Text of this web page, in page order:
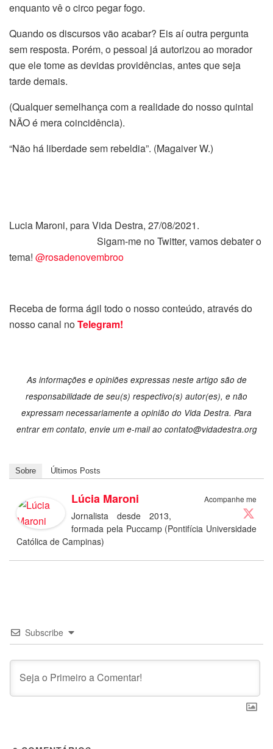
enquanto vê o circo pegar fogo.
Quando os discursos vão acabar? Eis aí outra pergunta
sem resposta. Porém, o pessoal já autorizou ao morador
que ele tome as devidas providências, antes que seja
tarde demais.
(Qualquer semelhança com a realidade do nosso quintal
NÃO é mera coincidência).
“Não há liberdade sem rebeldia”. (Magaiver W.)
Lucia Maroni, para Vida Destra, 27/08/2021.
Sigam-me no Twitter, vamos debater o
tema! @rosadenovembroo
Receba de forma ágil todo o nosso conteúdo, através do
nosso canal noTelegram!
As informações e opiniões expressas neste artigo são de
responsabilidade de seu(s) respectivo(s) autor(es), e não
expressam necessariamente a opinião do Vida Destra. Para
entrar em contato, envie um e-mail ao contato@vidadestra.org
Sobre Últimos Posts
Acompanhe me
Lúcia Maroni
Jornalista desde 2013,
formada pela Puccamp (Pontifícia Universidade
Católica de Campinas)
Subscribe